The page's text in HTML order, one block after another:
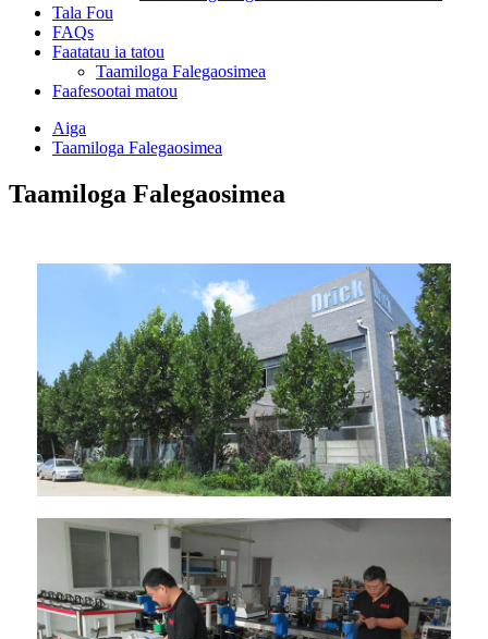
Tala Fou
FAQs
Faatatau ia tatou
Taamiloga Falegaosimea
Faafesootai matou
Aiga
Taamiloga Falegaosimea
Taamiloga Falegaosimea